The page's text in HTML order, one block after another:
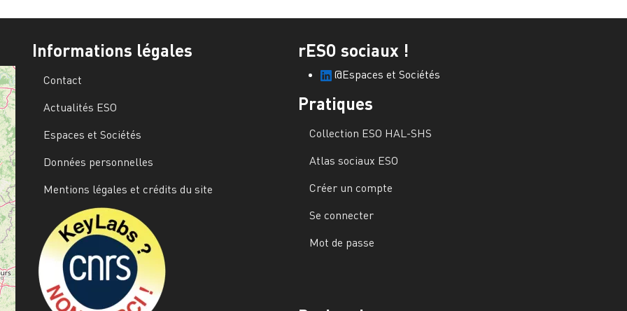
Informations légales
Contact
Actualités ESO
Espaces et Sociétés
Données personnelles
Mentions légales et crédits du site
rESO sociaux !
@Espaces et Sociétés
Pratiques
Collection ESO HAL-SHS
Atlas sociaux ESO
Créer un compte
Se connecter
Mot de passe